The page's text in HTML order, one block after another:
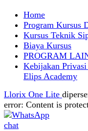
Home
Program Kursus
Kursus Teknik
Biaya Kursus
PROGRAM
Kebijakan
Elips Academy
Llorix One Lite
error: Content is